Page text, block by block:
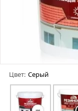
Цвет: Серый